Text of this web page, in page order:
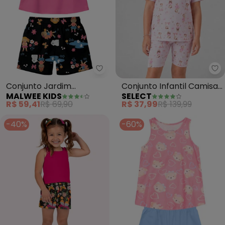
Malwee Kids - Conjunto Jardim
Conjunto Jardim
Encantado (Rosa Escuro)
MALWEE KIDS
R$ 59,41R$ 69,90
Conjunto Infantil Camisa
com Ciclista (Rosa)
SELECT
R$ 37,99R$ 139,99
-40%
-60%